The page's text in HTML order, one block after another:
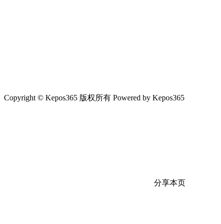
Copyright © Kepos365 版权所有 Powered by Kepos365
分享本页